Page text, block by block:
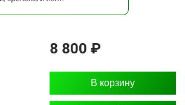
8 800 ₽
В корзину